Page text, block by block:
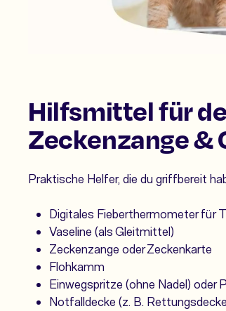
Hilfsmittel für
Zeckenzange &
Praktische Helfer, die du griffbereit
Digitales Fieberthermometer für
Vaseline (als Gleitmittel)
Zeckenzange oder Zeckenkarte
Flohkamm
Einwegspritze (ohne Nadel) oder
Notfalldecke (z. B.